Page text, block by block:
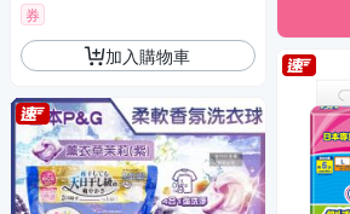
券
加入購物車